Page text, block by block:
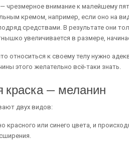
чрезмерное внимание к малейшему
кремом, например, если оно на
средствами. В результате они
увеличивается в размере,
относиться к своему телу нужно
этого желательно всё-таки знать.
краска — меланин
двух видов:
красного или синего цвета, и